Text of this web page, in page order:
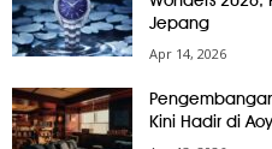
Jepang
Apr 14, 2026
Kini Hadir di